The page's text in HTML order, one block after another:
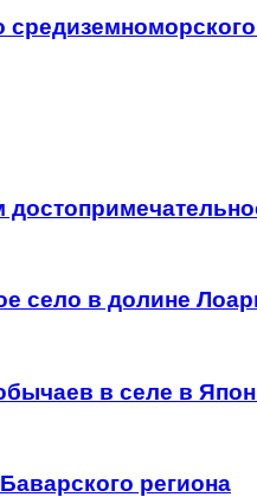
село в долине
в селе в
региона